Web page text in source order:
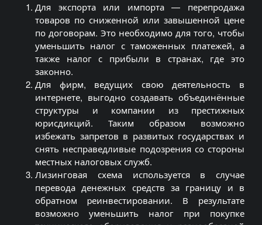
Для экспорта или импорта — перепродажа
товаров по сниженной или завышенной цене
по договорам. Это необходимо для того, чтобы
уменьшить налог с таможенных платежей, а
также налог с прибыли в странах, где это
законно.
Для фирм, ведущих свою деятельность в
интернете, выгодно создавать объединённые
структуры и компании из престижных
юрисдикций. Таким образом возможно
избежать запретов в развитых государствах и
снять несправедливые подозрения со стороны
местных налоговых служб.
Лизинговая схема используется в случае
перевода денежных средств за границу и в
обратном pеинвестировании. В результате
возможно уменьшить налог при покупке